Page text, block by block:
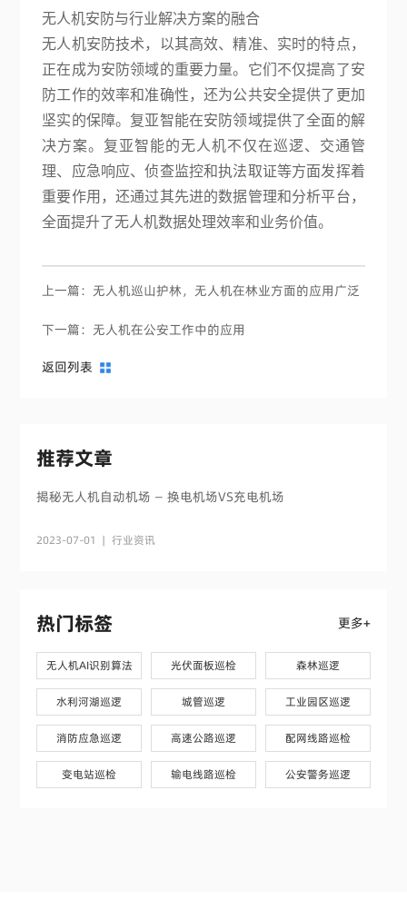
无人机安防与行业解决方案的融合
无人机安防技术，以其高效、精准、实时的特点，
正在成为安防领域的重要力量。它们不仅提高了安
防工作的效率和准确性，还为公共安全提供了更加
坚实的保障。复亚智能在安防领域提供了全面的解
决方案。复亚智能的无人机不仅在巡逻、交通管
理、应急响应、侦查监控和执法取证等方面发挥着
重要作用，还通过其先进的数据管理和分析平台，
全面提升了无人机数据处理效率和业务价值。
上一篇：无人机巡山护林，无人机在林业方面的应用广泛
下一篇：无人机在公安工作中的应用
返回列表
推荐文章
揭秘无人机自动机场 — 换电机场VS充电机场
2023-07-01 | 行业资讯
热门标签 更多+
无人机AI识别算法 光伏面板巡检 森林巡逻
水利河湖巡逻 城管巡逻 工业园区巡逻
消防应急巡逻 高速公路巡逻 配网线路巡检
变电站巡检 输电线路巡检 公安警务巡逻